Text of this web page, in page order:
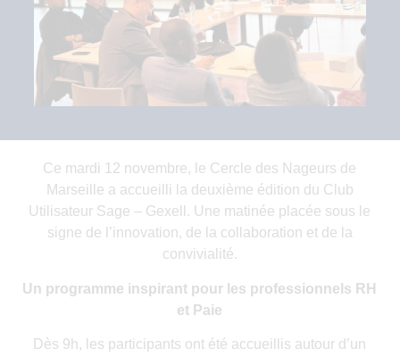
Ce mardi 12 novembre, le Cercle des Nageurs de
Marseille a accueilli la deuxième édition du Club
Utilisateur Sage – Gexell. Une matinée placée sous le
signe de l’innovation, de la collaboration et de la
convivialité.
Un programme inspirant pour les professionnels RH
et Paie
Dès 9h, les participants ont été accueillis autour d’un